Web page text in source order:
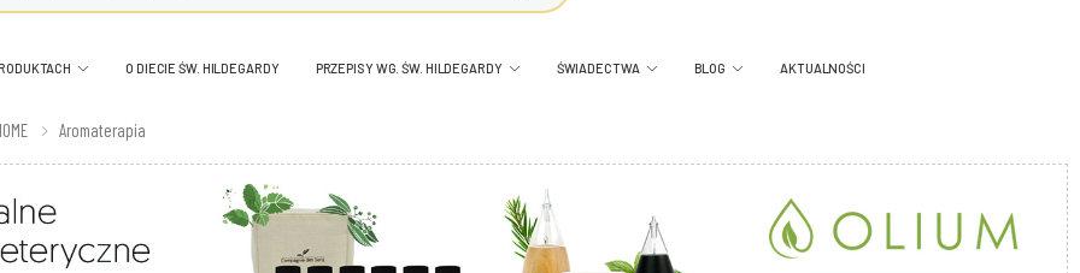
O DIECIE ŚW. HILDEGARDY PRZEPISY WG. ŚW. HILDEGARDY ŚWIADECTWA BLOG AKTUALNOŚCI
Aromaterapia